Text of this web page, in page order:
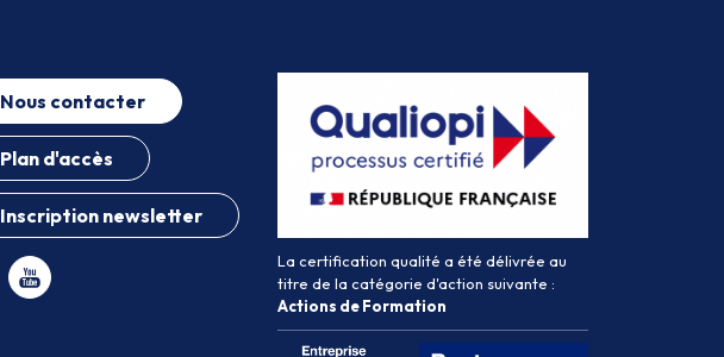
Nous contacter
Plan d'accès
Inscription newsletter
La certification qualité a été délivrée au
titre de la catégorie d'action suivante :
Actions de Formation